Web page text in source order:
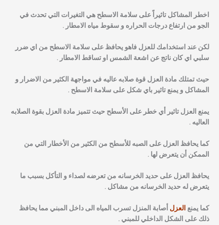
اخطر المشاكل تاثيراً على سلامة الاسطح هي التغيرات التي تحدث في
الجو من ارتفاع درجات الحراره و سقوط مياه الامطار .
لكن عند استخدامك للعزل فاهو يحافظ على سلامة الاسطح من اي ضرر
سلبي اي كان ناتج عن اشعة الشمس او تساقط الامطار .
حيث تمتلك مادة العزل قوة صلابه عاليه في مواجهة الكثير من الاضرار و
المشاكل و يمنع تاثير باي شكل على سلامة الاسطح .
يمنع العزل تاثير أي خطر على الأسطح حيث تتميز مادة العزل بقوة الصلابه
العاليه .
كما يحافظ العزل على الصبه للأسطح من الكثير من الأخطار التي من
الممكن أن يتعرض لها .
يحافظ العزل على حديد الخرسانه من تعرضه لصداء و التأكل بسبب ما
يتعرض له حديد الخرسانه من مشاكل .
كما يمنعالعزلأصابة المنزل تسرب المياه الى داخل المبني مما يحافظ
ذلك على الشكل الداخلي للمبني .